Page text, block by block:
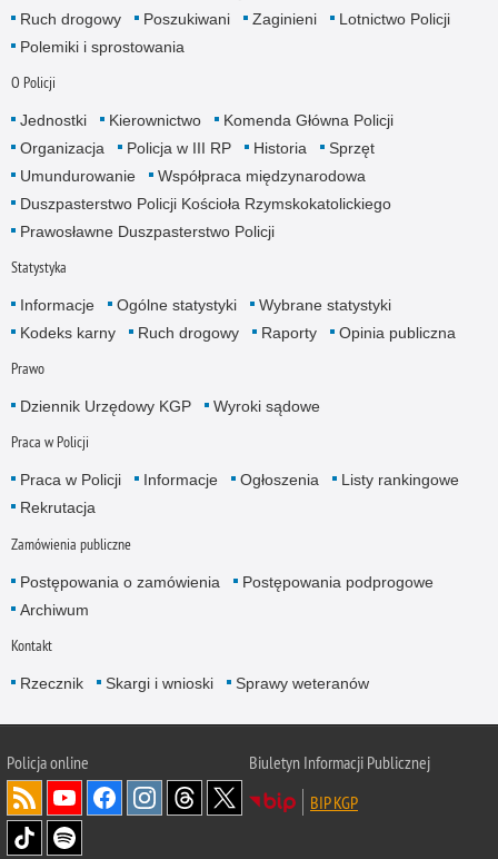
Ruch drogowy
Poszukiwani Zaginieni
Lotnictwo Policji
Polemiki i sprostowania
O Policji
Jednostki Kierownictwo
Komenda Główna Policji
Organizacja
Policja w III RP Historia
Sprzęt
Umundurowanie
Współpraca międzynarodowa
Duszpasterstwo Policji Kościoła Rzymskokatolickiego
Prawosławne Duszpasterstwo Policji
Statystyka
Informacje Ogólne statystyki
Wybrane statystyki
Kodeks karny
Ruch drogowy Raporty Opinia publiczna
Prawo
Dziennik Urzędowy KGP Wyroki sądowe
Praca w Policji
Praca w Policji Informacje Ogłoszenia
Listy rankingowe
Rekrutacja
Zamówienia publiczne
Postępowania o zamówienia
Postępowania podprogowe
Archiwum
Kontakt
Rzecznik Skargi i wnioski Sprawy weteranów
Policjaonline
Biuletyn Informacji Publicznej
BIP KGP